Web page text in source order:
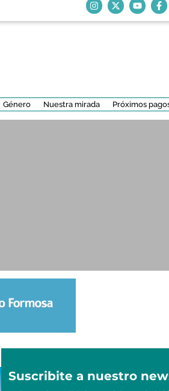
Género Nuestra mirada Próximos
Suscribite a nuestro